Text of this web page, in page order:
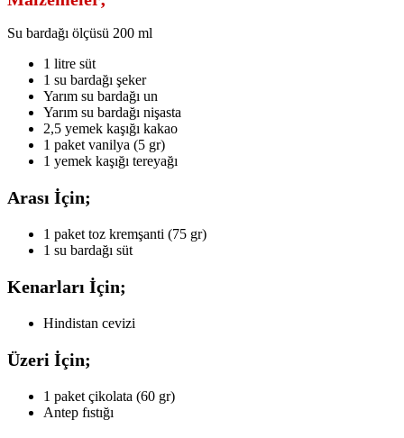
Su bardağı ölçüsü 200 ml
1 litre süt
1 su bardağı şeker
Yarım su bardağı un
Yarım su bardağı nişasta
2,5 yemek kaşığı kakao
1 paket vanilya (5 gr)
1 yemek kaşığı tereyağı
Arası İçin;
1 paket toz kremşanti (75 gr)
1 su bardağı süt
Kenarları İçin;
Hindistan cevizi
Üzeri İçin;
1 paket çikolata (60 gr)
Antep fıstığı